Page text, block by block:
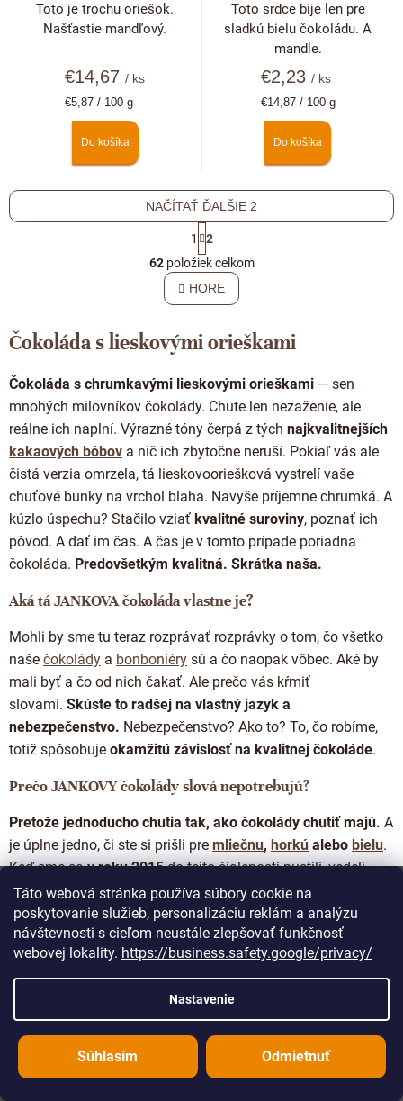
Táto webová stránka používa súbory cookie na
poskytovanie služieb, personalizáciu reklám a analýzu
návštevnosti s cieľom neustále zlepšovať funkčnosť
webovej lokality. https://business.safety.google/privacy/
Nastavenie
Odmietnuť
Súhlasím
€14,67/ ks
Jednotková
€5,87 / 100 g
Do košíka
Toto je trochu oriešok.
Našťastie mandľový.
€2,23 / ks
Jednotková
€14,87 / 100 g
Do košíka
Toto srdce bije len pre
sladkú bielu čokoládu. A
mandle.
O
v
l
á
a
i
e
p
r
v
k
y
v
ý
p
i
s
NAČÍTAŤ ĎALŠIE 2
S
t
r
á
n
k
v
a
i
1
2
62položiek celkom
HORE
Čokoláda s lieskovými orieškami
Čokoláda s chrumkavými lieskovými orieškami — sen
mnohých milovníkov čokolády. Chute len nezaženie, ale
reálne ich naplní. Výrazné tóny čerpá z tých najkvalitnejších
kakaových bôbov a nič ich zbytočne neruší. Pokiaľ vás ale
čistá verzia omrzela, tá lieskovooriešková vystrelí vaše
chuťové bunky na vrchol blaha. Navyše príjemne chrumká. A
kúzlo úspechu? Stačilo vziať kvalitné suroviny, poznať ich
pôvod. A dať im čas. A čas je v tomto prípade poriadna
čokoláda. Predovšetkým kvalitná. Skrátka naša.
Aká tá JANKOVA čokoláda vlastne je?
Mohli by sme tu teraz rozprávať rozprávky o tom, čo všetko
naše čokolády a bonboniéry sú a čo naopak vôbec. Aké by
mali byť a čo od nich čakať. Ale prečo vás kŕmiť
slovami. Skúste to radšej na vlastný jazyk a
nebezpečenstvo. Nebezpečenstvo? Ako to? To, čo robíme,
totiž spôsobuje okamžitú závislosť na kvalitnej čokoláde.
Prečo JANKOVY čokolády slová nepotrebujú?
Pretože jednoducho chutia tak, ako čokolády chutiť majú. A
je úplne jedno, či ste si prišli pre mliečnu, horkú alebo bielu.
Keď sme sa v roku 2015 do tejto šialenosti pustili, vedeli
sme jediné. Naša práca bude hovoriť sama za seba. A toho
sa držíme. Sme podobne struční ako zoznam zložení na
našich obaloch. Pokiaľ nie ste spisovateľ, tak poctivé
remeslo žiadne romány nepotrebuje. A kvalitná čokoláda
zase stojí na niekoľkých málo kvalitných ingredienciách.
Neriedi sa rastlinnými olejmi. Neschováva sa za hory cukru.
Naopak. Priznáva sa ku všetkému vo svojej najčistejšej
podobe. Nie je tak ničím iným ako
čokoládou bez
výhovoriek